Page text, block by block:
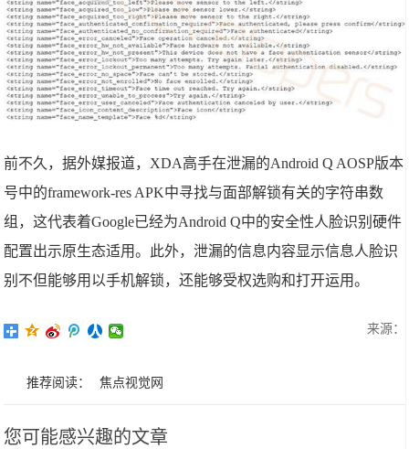
前不久，据外媒报道，XDA高手在泄漏的Android Q AOSP版本
号中的framework-res APK中寻找与面部解锁有关的字符串数
组，这代表着Google已经为Android Q中的安全性人脸识别硬件
配置出示原生态适用。此外，泄漏的信息内容显示信息人脸识
别不但能够用以手机解锁，还能够受权选购和打开运用。
来源：
推荐阅读： 焦点视觉网
您可能感兴趣的文章